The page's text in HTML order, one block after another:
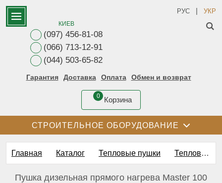
КИЕВ
(097) 456-81-08
(066) 713-12-91
(044) 503-65-82
Гарантия Доставка Оплата Обмен и возврат
0 Корзина
РУС | УКР
СТРОИТЕЛЬНОЕ ОБОРУДОВАНИЕ
Главная Каталог Тепловые пушки Тепловая пушка дизельная
Пушка дизельная прямого нагрева Master 100